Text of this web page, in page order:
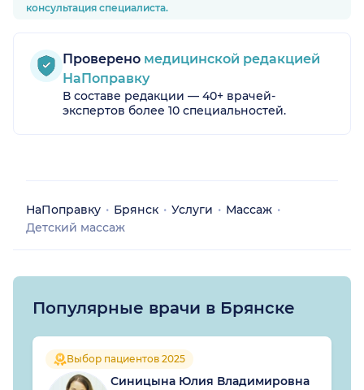
консультация специалиста.
Проверено медицинской редакцией
НаПоправку
В составе редакции — 40+ врачей-
экспертов более 10 специальностей.
НаПоправку Брянск Услуги
Массаж
Детский массаж
Популярные врачи в Брянске
Выбор пациентов 2025
Синицына Юлия Владимировна